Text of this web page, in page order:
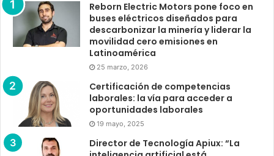
Reborn Electric Motors pone foco en
buses eléctricos diseñados para
descarbonizar la minería y liderar la
movilidad cero emisiones en
Latinoamérica
25 marzo, 2026
Certificación de competencias
laborales: la vía para acceder a
oportunidades laborales
19 mayo, 2025
Director de Tecnología Apiux: “La